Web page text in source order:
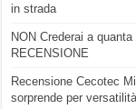
in strada
NON Crederai a
RECENSIONE
Recensione Cecotec
sorprende per versatilità.